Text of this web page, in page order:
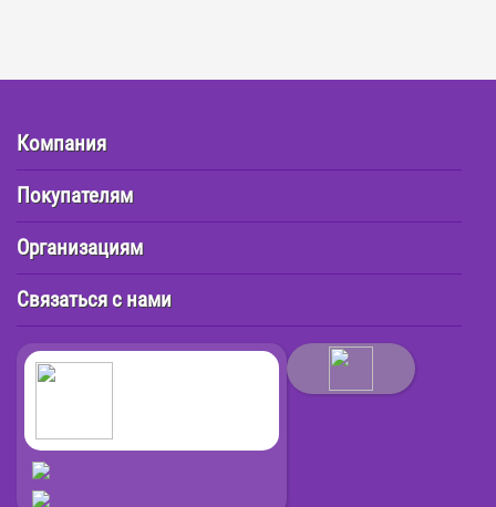
Компания
Покупателям
Организациям
Связаться с нами